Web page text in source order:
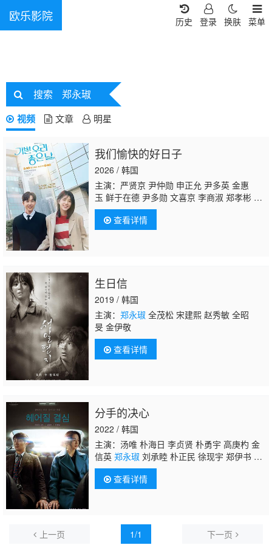
欧乐影院 菜单
换肤
登录
历史
搜索 郑永琡
视频 文章 明星
我们愉快的好日子
2026 / 韩国
主演：严贤京 尹仲勋 申正允 尹多英 金惠
玉 鲜于在德 尹多勋 文喜京 李商淑 郑孝彬 李
家豪郑永琡
查看详情
生日信
2019 / 韩国
主演： 郑永琡 全茂松 宋建熙 赵秀敏 全昭
旻 金伊敬
查看详情
分手的决心
2022 / 韩国
主演：汤唯 朴海日 李贞贤 朴勇宇 高庚杓 金
信英 郑永琡 刘承睦 朴正民 徐现宇 郑伊书 李
学周 郑素利 黄载沅 刘台午 崔代勋 高旻示 郑
荷昙 陈庸旭 朱仁英
查看详情
上一页 1/1 下一页